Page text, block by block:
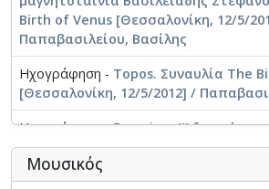
Birth of Venus [Θεσσαλονίκη, 12/5/
Παπαβασιλείου, Βασίλης
Ηχογράφηση - Topos. Συναυλία The
[Θεσσαλονίκη, 12/5/2012] /
Ηχογράφηση -Egomium III for solo
Συναυλία The Birth of Venus
12/5/2012]. 1η εκτέλεση /
[2012]
Μουσικός